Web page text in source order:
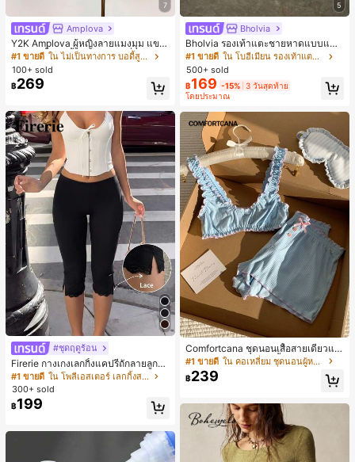
7
Amplova
Y2K Amplova ผู้หญิงลายแมงมุม แขน
ยาว คอตั้ง บอดี้สูท, สไตล์แฟชั่นดาร์ก
บอดี้สูทผู้หญิง บอดี้สูทฮาโลวีน บอดี้สูท
ลายใยแมงมุม
#1 ขายดี
ใน ไม่เป็นทางการ บอดี้สูทผู้หญิง
100+ sold
฿269
#ชุดฤดูร้อน
Firerie กางเกงเลกกิ้งแคปรีถักลายลูกไม้
สีดำหรูหราสำหรับผู้หญิง อเนกประสงค์
สำหรับกีฬา แฟชั่น ชายหาด เทศกาลด
นตรี ฤดูร้อนแบบสบายๆ
#1 ขายดี
ใน โพลีเอสเตอร์ เลกกิ้งสตรี
300+ sold
฿199
5
Bholvia
Bholvia รองเท้าแตะชายหาดแบบแบน
สบาย ๆ ลายฉลุมาใหม่สำหรับผู้หญิง
#1 ขายดี
ใน โบฮีเมียน รองเท้าแตะผู้หญิง
500+ sold
฿169 -15% 3 วันสุดท้าย
โดยประมาณ
Comfortcana ชุดนอนเสื้อสายเดี่ยวแต่
งระบายและกางเกงขาสั้นสำหรับผู้หญิง
#1 ขายดี ใน คอเหลี่ยม ชุดนอนผู้หญิง
฿239